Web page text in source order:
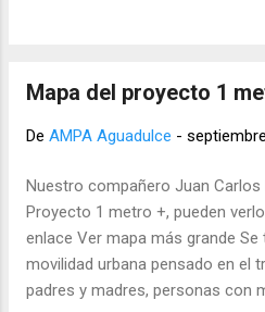
dinero sino que, en cualquier
baile se posterga al día 7 de
Varias personas nos han
organizadas por el AMPA que
octubre. Todas las personas
período de inscripciones (durante
septiembre) están admitidas .
actividades con posterioridad a
Mapa del proyecto 1
De AMPA Aguadulce -
Nuestro compañero Juan Carlos
Proyecto 1 metro +, pueden
enlace Ver mapa más grande
movilidad urbana pensado en el
padres y madres, personas con